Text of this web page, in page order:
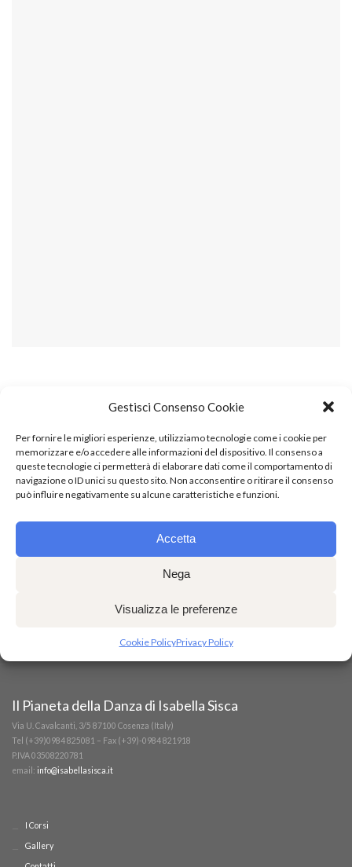
Gestisci Consenso Cookie
Per fornire le migliori esperienze, utilizziamo tecnologie come i cookie per
memorizzare e/o accedere alle informazioni del dispositivo. Il consenso a
queste tecnologie ci permetterà di elaborare dati come il comportamento di
navigazione o ID unici su questo sito. Non acconsentire o ritirare il consenso
può influire negativamente su alcune caratteristiche e funzioni.
Accetta
Nega
Visualizza le preferenze
Cookie PolicyPrivacy Policy
Il Pianeta della Danza di Isabella Sisca
Via U. Cavalcanti, 3/5 87100 Cosenza (Italy)
Tel (+39)0984 825081 – Fax (+39)-0984 821918
P.IVA 03508220781
email: info@isabellasisca.it
I Corsi
Gallery